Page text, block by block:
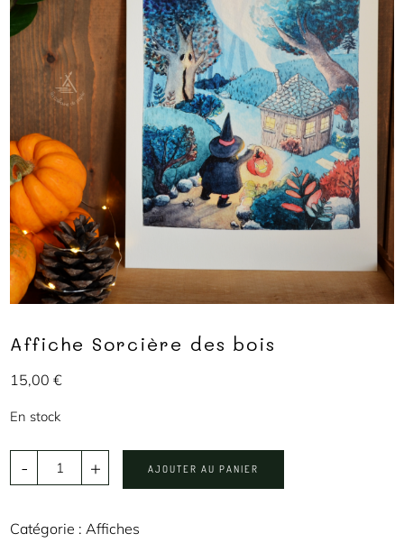
Affiche Sorcière des bois
15,00€
En stock
- + AJOUTER AU PANIER
Catégorie : Affiches